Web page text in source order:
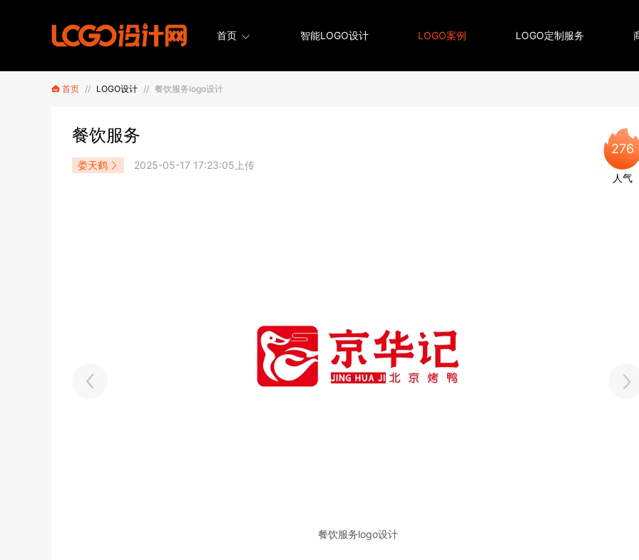
首页 智能LOGO设计 LOGO案例 LOGO定制服务
首页 // LOGO设计 // 餐饮服务logo设计
餐饮服务
娄天鹤 2025-05-17 17:23:05上传
276
人气
餐饮服务logo设计